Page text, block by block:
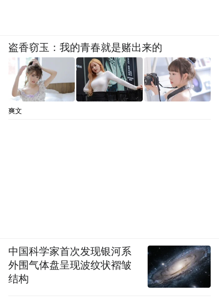
盗香窃玉：我的青春就是赌出来的
爽文
中国科学家首次发现银河系
外围气体盘呈现波纹状褶皱
结构